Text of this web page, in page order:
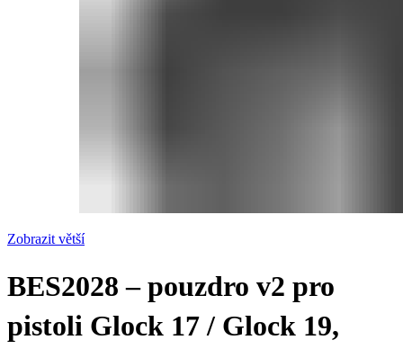
Zobrazit větší
BES2028 – pouzdro v2 pro
pistoli Glock 17 / Glock 19,